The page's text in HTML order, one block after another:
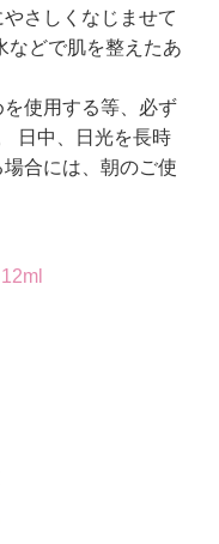
さしくなじませて
などで肌を整えたあ
使用する等、必ず
日中、日光を長時
合には、朝のご使